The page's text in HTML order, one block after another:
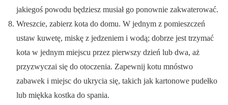
jakiegoś powodu będziesz musiał go ponownie zakwaterować.
Wreszcie, zabierz kota do domu. W jednym z pomieszczeń
ustaw kuwetę, miskę z jedzeniem i wodą; dobrze jest trzymać
kota w jednym miejscu przez pierwszy dzień lub dwa, aż
przyzwyczai się do otoczenia. Zapewnij kotu mnóstwo
zabawek i miejsc do ukrycia się, takich jak kartonowe pudełko
lub miękka kostka do spania.